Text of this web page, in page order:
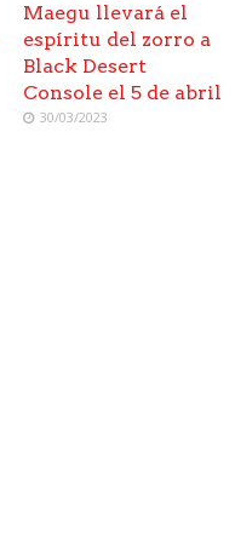
Maegu llevará el
espíritu del zorro a
Black Desert
Console el 5 de abril
30/03/2023